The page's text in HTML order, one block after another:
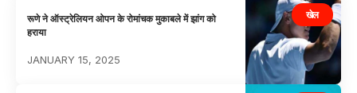
खेल
रूणे ने ऑस्ट्रेलियन ओपन के रोमांचक मुकाबले में झांग को
हराया
JANUARY 15, 2025